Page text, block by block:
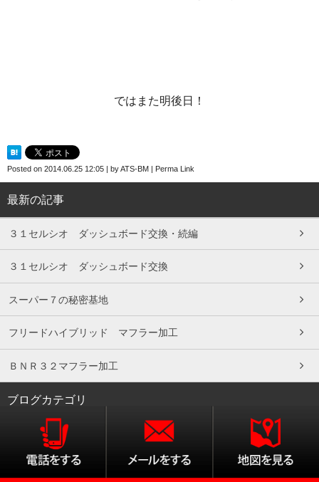
ではまた明後日！
Posted on 2014.06.25 12:05 byATS-BM Perma Link
最新の記事
３１セルシオ ダッシュボード交換・続編
３１セルシオ ダッシュボード交換
スーパー７の秘密基地
フリードハイブリッド マフラー加工
ＢＮＲ３２マフラー加工
ブログカテゴリ
ATS-BMの作業日記
スタッフブログ